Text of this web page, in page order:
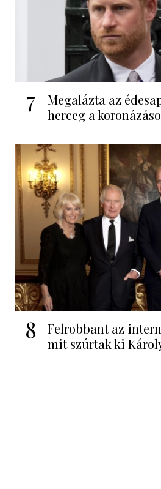
7
Megalázta az
herceg a
8
Felrobbant az
mit szúrtak ki